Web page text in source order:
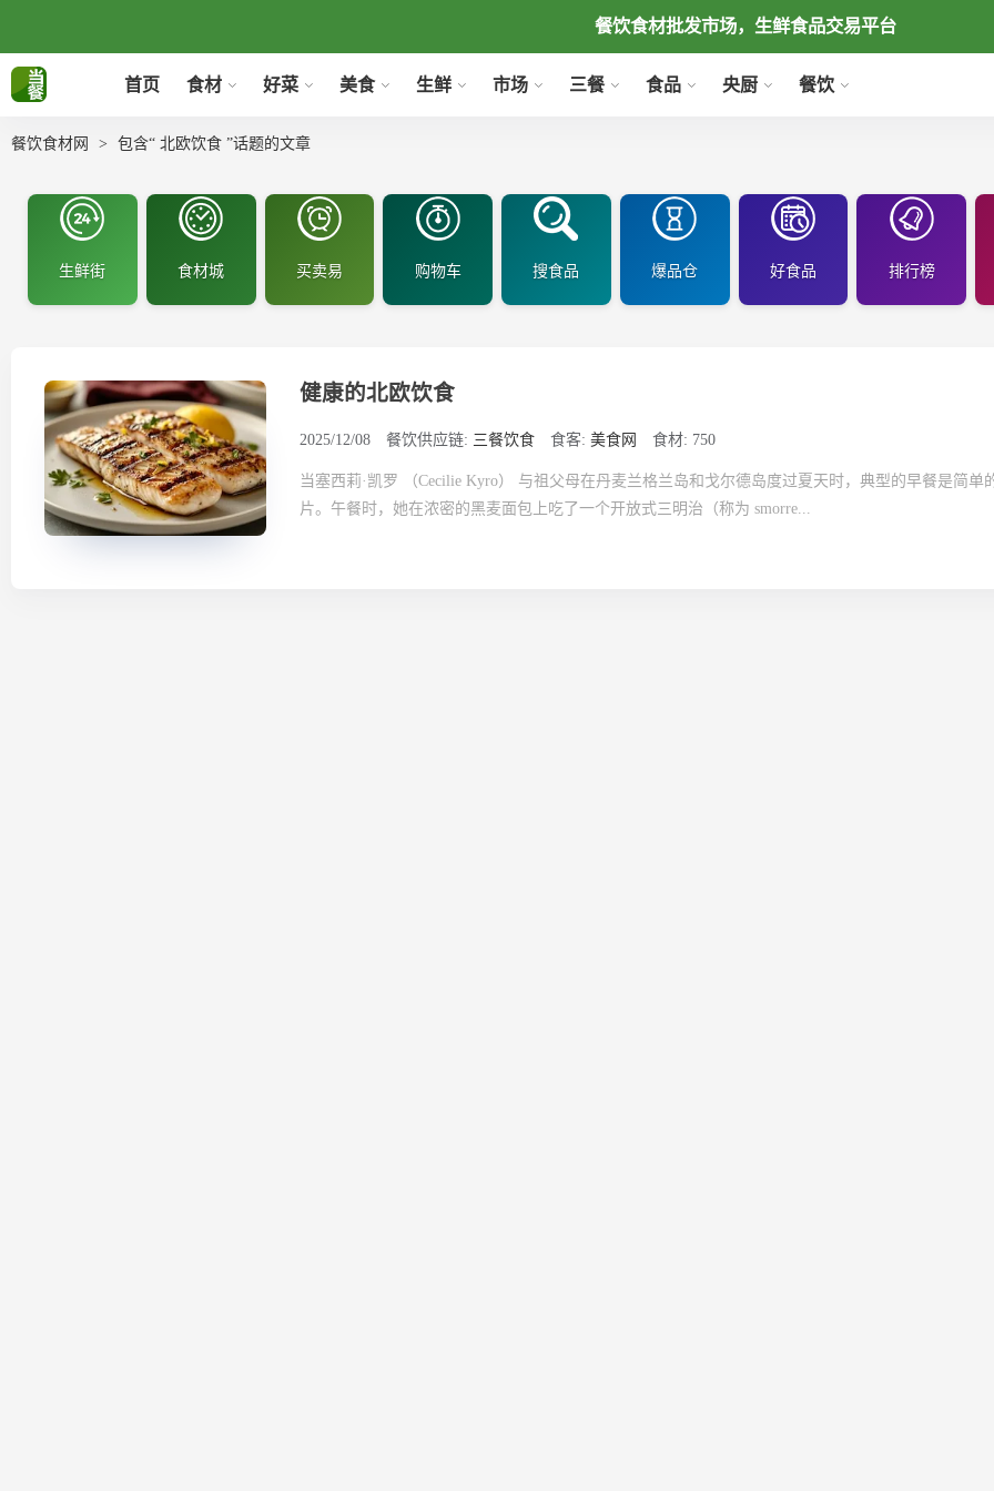
餐饮食材批发市场，生鲜食品交易平台
首页 食材 好菜 美食 生鲜 市场 三餐 食品 央厨 餐饮
餐饮食材网 包含“ 北欧饮食 ”话题的文章
生鲜街 食材城 买卖易 购物车 搜食品 爆品仓 好食品 排行榜
健康的北欧饮食
2025/12/08 餐饮供应链: 三餐饮食 食客: 美食网 食材: 750
当塞西莉·凯罗 （Cecilie Kyro） 与祖父母在丹麦兰格兰岛和戈尔德岛度过夏天时，典型的早餐是简单
片。午餐时，她在浓密的黑麦面包上吃了一个开放式三明治（称为 smorre...